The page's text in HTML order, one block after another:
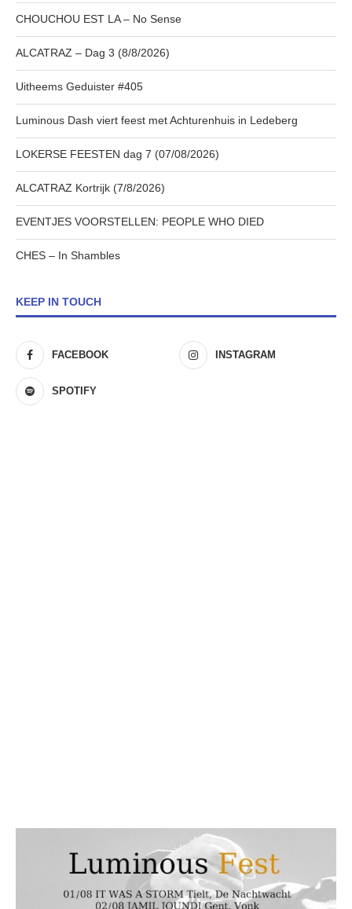
CHOUCHOU EST LA – No Sense
ALCATRAZ – Dag 3 (8/8/2026)
Uitheems Geduister #405
Luminous Dash viert feest met Achturenhuis in Ledeberg
LOKERSE FEESTEN dag 7 (07/08/2026)
ALCATRAZ Kortrijk (7/8/2026)
EVENTJES VOORSTELLEN: PEOPLE WHO DIED
CHES – In Shambles
KEEP IN TOUCH
FACEBOOK INSTAGRAM
SPOTIFY